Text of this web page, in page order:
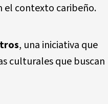
el contexto caribeño.
, una iniciativa que
culturales que buscan